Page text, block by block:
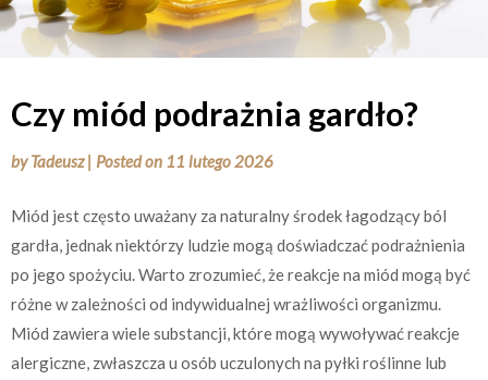
Czy miód podrażnia gardło?
byTadeusz | Posted on 11 lutego 2026
Miód jest często uważany za naturalny środek łagodzący ból
gardła, jednak niektórzy ludzie mogą doświadczać podrażnienia
po jego spożyciu. Warto zrozumieć, że reakcje na miód mogą być
różne w zależności od indywidualnej wrażliwości organizmu.
Miód zawiera wiele substancji, które mogą wywoływać reakcje
alergiczne, zwłaszcza u osób uczulonych na pyłki roślinne lub